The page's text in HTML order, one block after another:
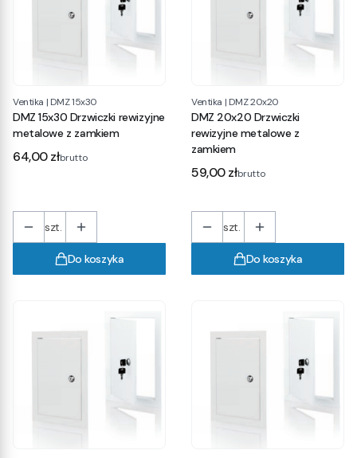
Ventika | DMZ 15x30
DMZ 15x30 Drzwiczki rewizyjne
metalowe z zamkiem
Cena
64,00 złbrutto
szt.
Do koszyka
Ventika | DMZ 20x20
DMZ 20x20 Drzwiczki
rewizyjne metalowe z
zamkiem
Cena
59,00 złbrutto
szt.
Do koszyka